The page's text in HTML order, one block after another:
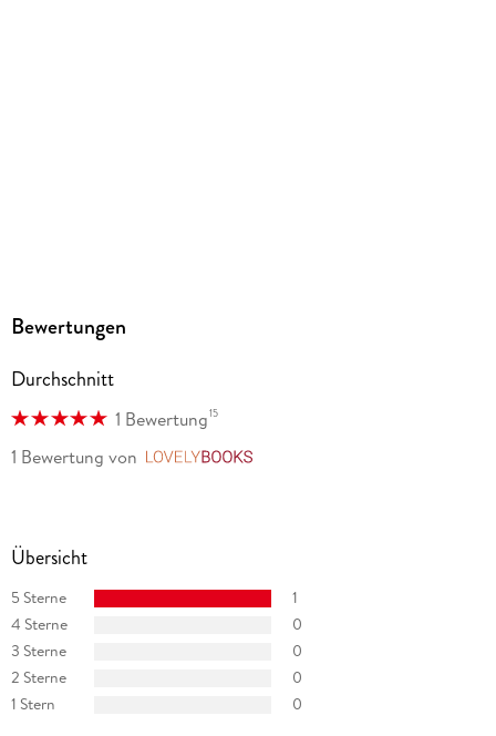
Bewertungen
Durchschnitt
1 Bewertung15
1 Bewertung von
Übersicht
5 Sterne
1
4 Sterne
0
3 Sterne
0
2 Sterne
0
1 Stern
0